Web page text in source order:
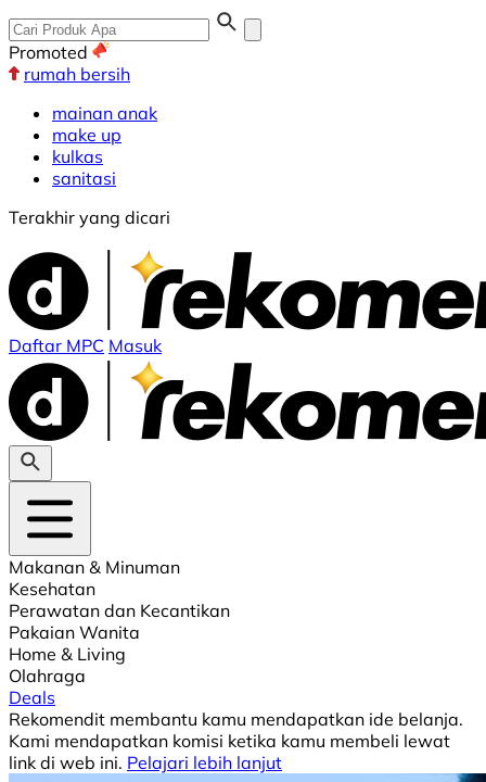
Promoted
rumah bersih
mainan anak
make up
kulkas
sanitasi
Terakhir yang dicari
Daftar MPC Masuk
Makanan & Minuman
Kesehatan
Perawatan dan Kecantikan
Pakaian Wanita
Home & Living
Olahraga
Deals
Rekomendit membantu kamu mendapatkan ide belanja.
Kami mendapatkan komisi ketika kamu membeli lewat
link di web ini. Pelajari lebih lanjut